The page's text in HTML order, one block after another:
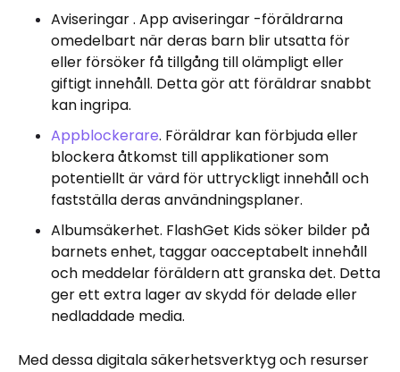
Aviseringar . App aviseringar -föräldrarna
omedelbart när deras barn blir utsatta för
eller försöker få tillgång till olämpligt eller
giftigt innehåll. Detta gör att föräldrar snabbt
kan ingripa.
Appblockerare. Föräldrar kan förbjuda eller
blockera åtkomst till applikationer som
potentiellt är värd för uttryckligt innehåll och
fastställa deras användningsplaner.
Albumsäkerhet. FlashGet Kids söker bilder på
barnets enhet, taggar oacceptabelt innehåll
och meddelar föräldern att granska det. Detta
ger ett extra lager av skydd för delade eller
nedladdade media.
Med dessa digitala säkerhetsverktyg och resurser